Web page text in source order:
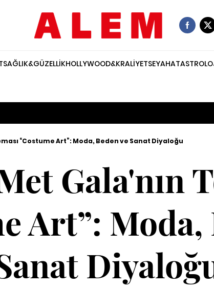
SAĞLIK&GÜZELLİKHOLLYWOOD&KRALİYETSEYAHAT
“Costume Art”: Moda, Beden ve Sanat Diyaloğu
Gala'nın
Art”: Moda,